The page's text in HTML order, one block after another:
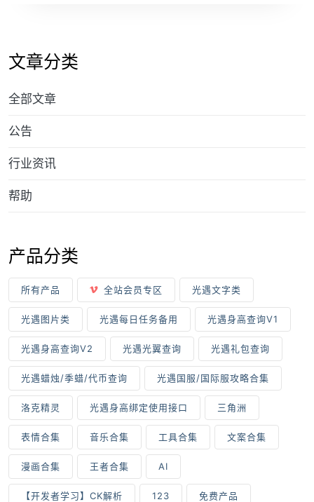
文章分类
全部文章
公告
行业资讯
帮助
产品分类
所有产品 全站会员专区 光遇文字类
光遇图片类 光遇每日任务备用 光遇身高查询V1
光遇身高查询V2 光遇光翼查询 光遇礼包查询
光遇蜡烛/季蜡/代币查询 光遇国服/国际服攻略合集
洛克精灵 光遇身高绑定使用接口 三角洲
表情合集 音乐合集 工具合集 文案合集
漫画合集 王者合集 AI
【开发者学习】CK解析 123 免费产品